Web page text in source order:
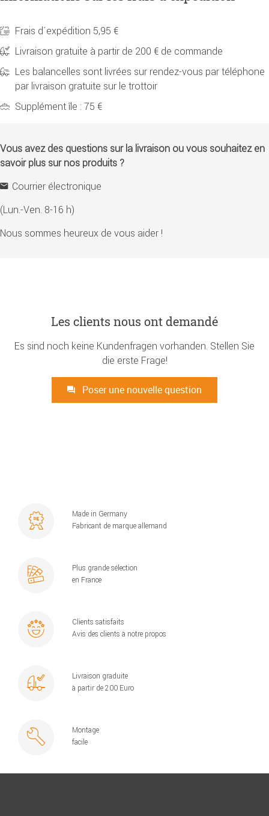
Frais d´expédition 5,95 €
Livraison gratuite à partir de 200 € de commande
Les balancelles sont livrées sur rendez-vous par téléphone
par livraison gratuite sur le trottoir
Supplément île : 75 €
Vous avez des questions sur la livraison ou vous souhaitez en
savoir plus sur nos produits ?
Courrier électronique
(Lun.-Ven. 8-16 h)
Nous sommes heureux de vous aider !
Les clients nous ont demandé
Es sind noch keine Kundenfragen vorhanden. Stellen Sie
die erste Frage!
Poser une nouvelle question
Made in Germany
Fabricant de marque allemand
Plus grande sélection
en France
Clients satisfaits
Avis des clients à notre propos
Livraison graduite
à partir de 200 Euro
Montage
facile